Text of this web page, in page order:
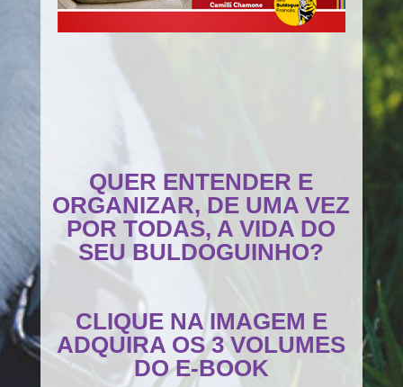
QUER ENTENDER E
ORGANIZAR, DE UMA VEZ
POR TODAS, A VIDA DO
SEU BULDOGUINHO?
CLIQUE NA IMAGEM E
ADQUIRA OS 3 VOLUMES
DO E-BOOK